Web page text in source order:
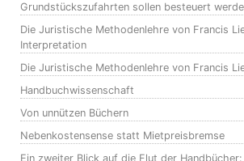
Grundstückszufahrten sollen besteuert
Die Juristische Methodenlehre von Francis
Interpretation
Die Juristische Methodenlehre von Francis
Handbuchwissenschaft
Von unnützen Büchern
Nebenkostensense statt Mietpreisbremse
Ein zweiter Blick auf die Flut der